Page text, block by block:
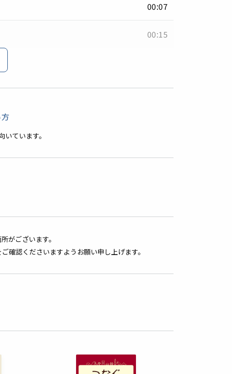
00:07
00:15
ています。
がございます。
確認くださいますようお願い申し上げます。